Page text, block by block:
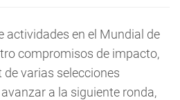
actividades en el Mundial de
compromisos de impacto,
varias selecciones
a la siguiente ronda,